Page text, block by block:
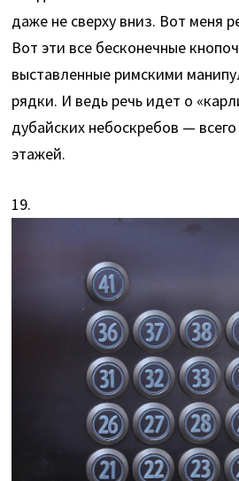
даже не сверху вниз. Вот меня
Вот эти все бесконечные
выставленные римскими
рядки. И ведь речь идет о
дубайских небоскребов —
этажей.
19.